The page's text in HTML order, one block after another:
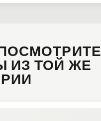
ИЗ ТОЙ ЖЕ